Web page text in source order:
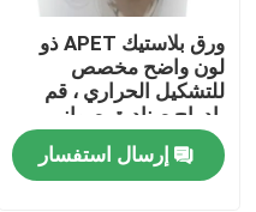
مسكن
ورق بلاستيك APET ذو
لون واضح مخصص
للتشكيل الحراري ، قم
بإدراج صناديق صواني
التغليف
إرسال استفسار